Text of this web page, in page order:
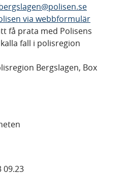
via webbformulär
få prata med Polisens
fall i polisregion
Bergslagen, Box
09.23